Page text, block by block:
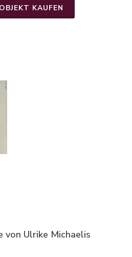
KAUFEN
Ulrike Michaelis